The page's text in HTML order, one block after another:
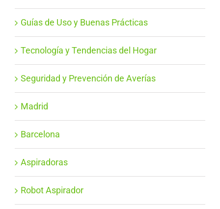
Guías de Uso y Buenas Prácticas
Tecnología y Tendencias del Hogar
Seguridad y Prevención de Averías
Madrid
Barcelona
Aspiradoras
Robot Aspirador